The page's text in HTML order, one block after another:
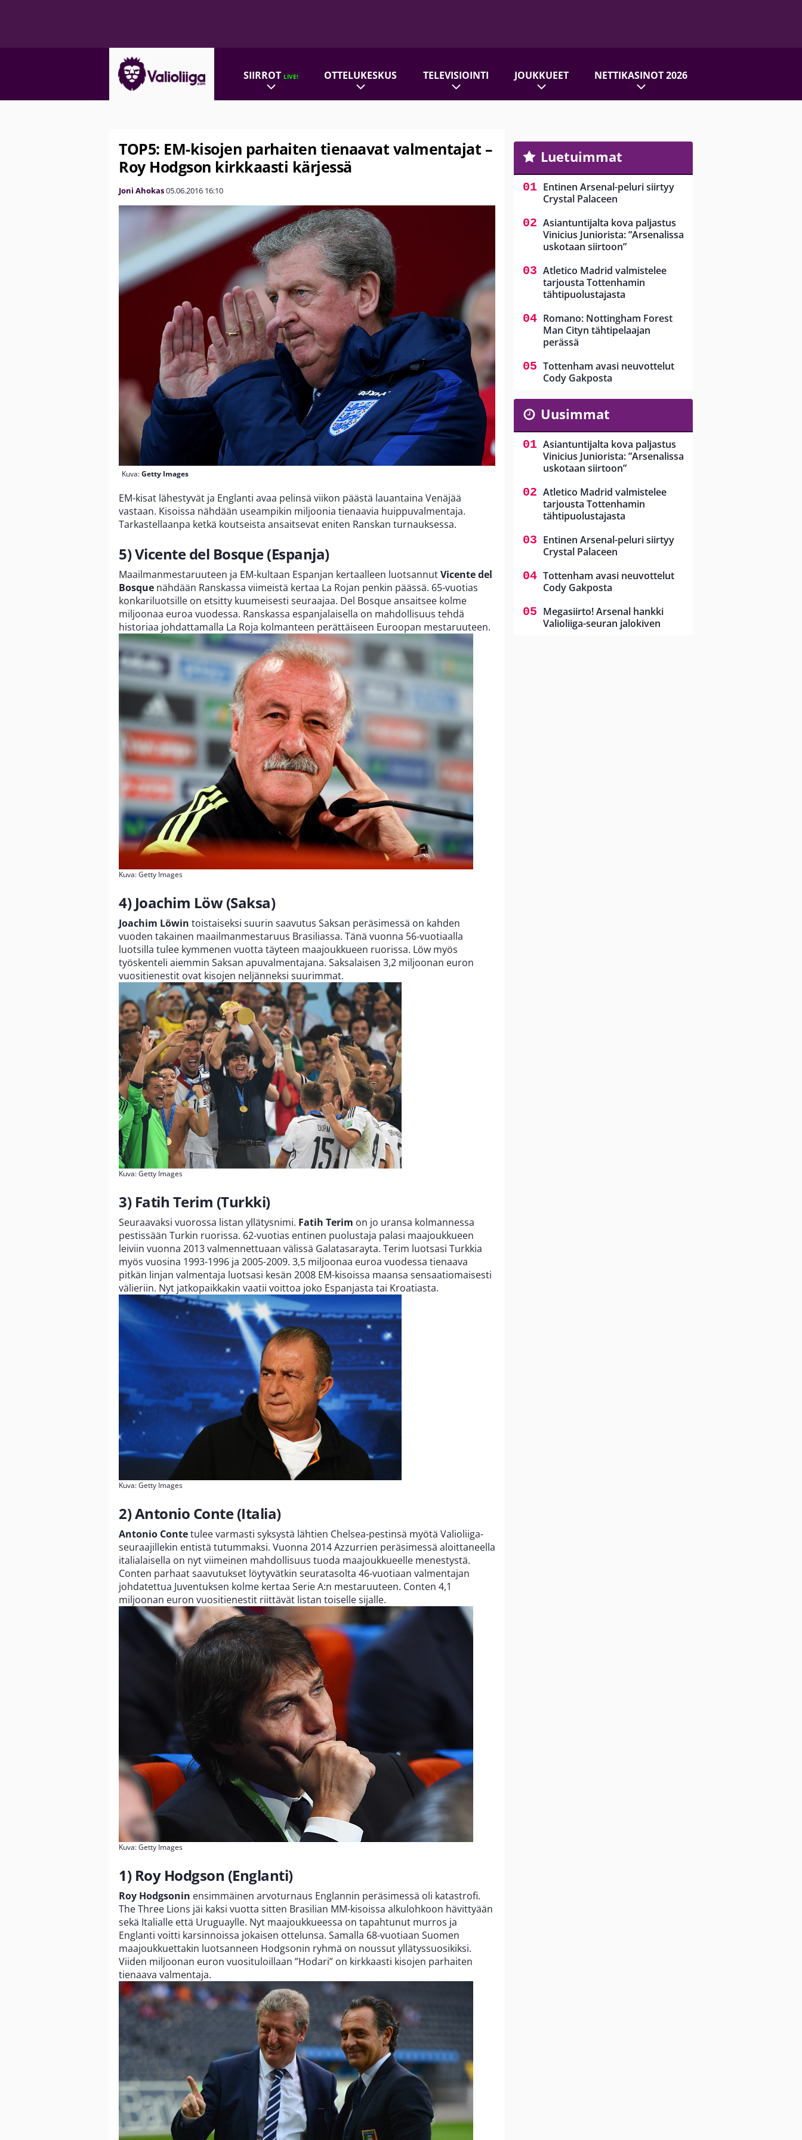
SIIRROTLIVE! OTTELUKESKUS TELEVISIOINTI JOUKKUEET NETTIKASINOT 2026
TOP5: EM-kisojen parhaiten tienaavat valmentajat –
Roy Hodgson kirkkaasti kärjessä
Joni Ahokas05.06.2016 16:10
Kuva:Getty Images
EM-kisat lähestyvät ja Englanti avaa pelinsä viikon päästä lauantaina Venäjää
vastaan. Kisoissa nähdään useampikin miljoonia tienaavia huippuvalmentaja.
Tarkastellaanpa ketkä koutseista ansaitsevat eniten Ranskan turnauksessa.
5) Vicente del Bosque (Espanja)
Maailmanmestaruuteen ja EM-kultaan Espanjan kertaalleen luotsannutVicente del
Bosque nähdään Ranskassa viimeistä kertaa La Rojan penkin päässä. 65-vuotias
konkariluotsille on etsitty kuumeisesti seuraajaa. Del Bosque ansaitsee kolme
miljoonaa euroa vuodessa. Ranskassa espanjalaisella on mahdollisuus tehdä
historiaa johdattamalla La Roja kolmanteen perättäiseen Euroopan mestaruuteen.
Kuva: Getty Images
4) Joachim Löw (Saksa)
Joachim Löwin toistaiseksi suurin saavutus Saksan peräsimessä on kahden
vuoden takainen maailmanmestaruus Brasiliassa. Tänä vuonna 56-vuotiaalla
luotsilla tulee kymmenen vuotta täyteen maajoukkueen ruorissa. Löw myös
työskenteli aiemmin Saksan apuvalmentajana. Saksalaisen 3,2 miljoonan euron
vuositienestit ovat kisojen neljänneksi suurimmat.
Kuva: Getty Images
3) Fatih Terim (Turkki)
Seuraavaksi vuorossa listan yllätysnimi. Fatih Terim on jo uransa kolmannessa
pestissään Turkin ruorissa. 62-vuotias entinen puolustaja palasi maajoukkueen
leiviin vuonna 2013 valmennettuaan välissä Galatasarayta. Terim luotsasi Turkkia
myös vuosina 1993-1996 ja 2005-2009. 3,5 miljoonaa euroa vuodessa tienaava
pitkän linjan valmentaja luotsasi kesän 2008 EM-kisoissa maansa sensaatiomaisesti
välieriin. Nyt jatkopaikkakin vaatii voittoa joko Espanjasta tai Kroatiasta.
Kuva: Getty Images
2) Antonio Conte (Italia)
Antonio Contetulee varmasti syksystä lähtien Chelsea-pestinsä myötä Valioliiga-
seuraajillekin entistä tutummaksi. Vuonna 2014 Azzurrien peräsimessä aloittaneella
italialaisella on nyt viimeinen mahdollisuus tuoda maajoukkueelle menestystä.
Conten parhaat saavutukset löytyvätkin seuratasolta 46-vuotiaan valmentajan
johdatettua Juventuksen kolme kertaa Serie A:n mestaruuteen. Conten 4,1
miljoonan euron vuositienestit riittävät listan toiselle sijalle.
Kuva: Getty Images
1) Roy Hodgson (Englanti)
Roy Hodgsonin ensimmäinen arvoturnaus Englannin peräsimessä oli katastrofi.
The Three Lions jäi kaksi vuotta sitten Brasilian MM-kisoissa alkulohkoon hävittyään
sekä Italialle että Uruguaylle. Nyt maajoukkueessa on tapahtunut murros ja
Englanti voitti karsinnoissa jokaisen ottelunsa. Samalla 68-vuotiaan Suomen
maajoukkuettakin luotsanneen Hodgsonin ryhmä on noussut yllätyssuosikiksi.
Viiden miljoonan euron vuosituloillaan ”Hodari” on kirkkaasti kisojen parhaiten
tienaava valmentaja.
Luetuimmat
Entinen Arsenal-peluri siirtyy
Crystal Palaceen
Asiantuntijalta kova paljastus
Vinicius Juniorista: ”Arsenalissa
uskotaan siirtoon”
Atletico Madrid valmistelee
tarjousta Tottenhamin
tähtipuolustajasta
Romano: Nottingham Forest
Man Cityn tähtipelaajan
perässä
Tottenham avasi neuvottelut
Cody Gakposta
Uusimmat
Asiantuntijalta kova paljastus
Vinicius Juniorista: ”Arsenalissa
uskotaan siirtoon”
Atletico Madrid valmistelee
tarjousta Tottenhamin
tähtipuolustajasta
Entinen Arsenal-peluri siirtyy
Crystal Palaceen
Tottenham avasi neuvottelut
Cody Gakposta
Megasiirto! Arsenal hankki
Valioliiga-seuran jalokiven